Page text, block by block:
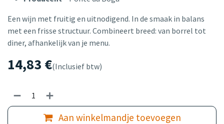
Een wijn met fruitig en uitnodigend. In de smaak in balans
met een frisse structuur. Combineert breed: van borrel tot
diner, afhankelijk van je menu.
14,83 €(Inclusief btw)
Aan winkelmandje toevoegen